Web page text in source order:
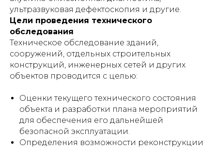
ультразвуковая дефектоскопия и другие.
Цели проведения технического
обследования
Техническое обследование зданий,
сооружений, отдельных строительных
конструкций, инженерных сетей и других
объектов проводится с целью:
Оценки текущего технического состояния
объекта и разработки плана мероприятий
для обеспечения его дальнейшей
безопасной эксплуатации.
Определения возможности реконструкции